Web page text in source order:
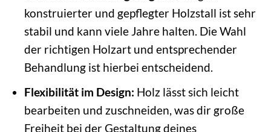
konstruierter und gepflegter Holzstall ist sehr
stabil und kann viele Jahre halten. Die Wahl
der richtigen Holzart und entsprechender
Behandlung ist hierbei entscheidend.
Flexibilität im Design: Holz lässt sich leicht
bearbeiten und zuschneiden, was dir große
Freiheit bei der Gestaltung deines